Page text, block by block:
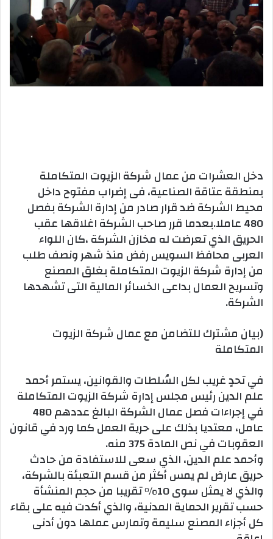
دخل العشرات من عمال شركة الزيوت المتكاملة
بمنطقة عتاقة الصناعية، فى إضراب مفتوح داخل
محيط الشركة ضد قرار صادر من إدارة الشركة بفصل
480 عاملا.بعدما قرر صاحب الشركة اغلاقها عقب
الحريق الذي تعرضت له مخازن الشركة ،كان اللواء
العربى محافظ السويس رفض منذ شهر ونصف طلب
من إدارة شركة الزيوت المتكاملة بغلق المصنع
وتسريح العمال بداعى الخسائر المالية التى تشهدها
الشركة.
(بيان مشترك للتضامن مع عمال شركة الزيوت
المتكاملة
في تحدٍ غريب لكل السُلطات والقوانين، يستمر أحمد
علم الدين رئيس مجلس إدارة شركة الزيوت المتكاملة
في إجراءات فصل عمال الشركة البالغ عددهم 480
عامل، معتديا بذلك على حرية العمل كما ورد في قانون
العقوبات في نص المادة 375 منه.
وأحمد علم الدين، الذي سعى للاستفادة من حادث
حريق عارض لم يمس أكثر من قسم التعبئة بالشركة،
والذي لا يمثل سوى 10% تقريبا من حجم المنشأة
حسب تقرير الحماية المدنية، والذي أكدت فيه على بقاء
كل أجزاء المصنع سليمة وتمارس عملها دون أدنى